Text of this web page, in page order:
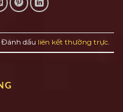
Đánh dấu liên kết thường trực.